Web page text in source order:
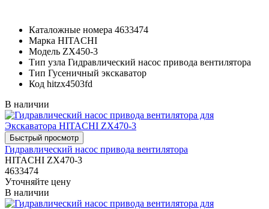
Каталожные номера 4633474
Марка HITACHI
Модель ZX450-3
Тип узла Гидравлический насос привода вентилятора
Тип Гусеничный экскаватор
Код hitzx4503fd
В наличии
Гидравлический насос привода вентилятора
HITACHI ZX470-3
4633474
Уточняйте цену
В наличии